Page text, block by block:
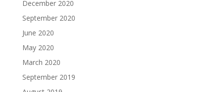
December 2020
September 2020
June 2020
May 2020
March 2020
September 2019